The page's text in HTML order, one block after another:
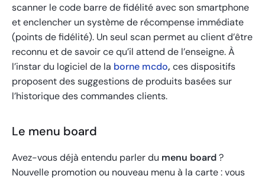
scanner le code barre de fidélité avec son smartphone
et enclencher un système de récompense immédiate
(points de fidélité). Un seul scan permet au client d’être
reconnu et de savoir ce qu’il attend de l’enseigne. À
l’instar du logiciel de la borne mcdo, ces dispositifs
proposent des suggestions de produits basées sur
l’historique des commandes clients.
Le menu board
Avez-vous déjà entendu parler du menu board?
Nouvelle promotion ou nouveau menu à la carte : vous